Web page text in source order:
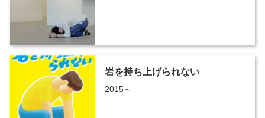
岩を持ち上げられない
2015～